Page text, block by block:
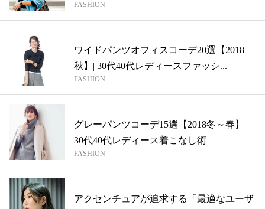
FASHION
ワイドパンツオフィスコーデ20選【2018
秋】| 30代40代レディースファッシ...
FASHION
グレーパンツコーデ15選【2018冬～春】|
30代40代レディース着こなし術
FASHION
アクセンチュアが追求する「最適なユーザ